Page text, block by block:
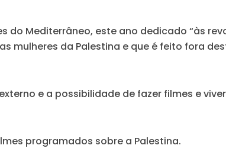
do Mediterrâneo, este ano dedicado “às
mulheres da Palestina e que é feito fora
e a possibilidade de fazer filmes e
programados sobre a Palestina.